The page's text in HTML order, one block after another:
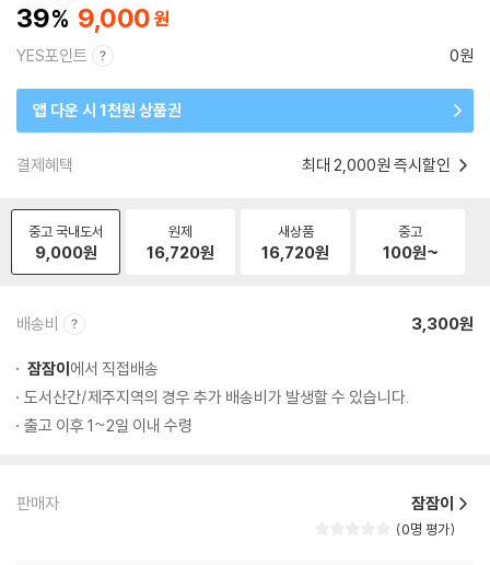
39 9,000
YES포인트 0원
앱 다운 시 1천원 상품권
결제혜택 최대 2,000원 즉시할인
중고 국내도서
9,000원
원제
16,720원
새상품
16,720원
중고
100원~
배송비 3,300원
잠잠이에서 직접배송
도서산간/제주지역의 경우 추가 배송비가 발생할 수 있습니다.
출고 이후 1~2일 이내 수령
판매자 잠잠이
0명 평가